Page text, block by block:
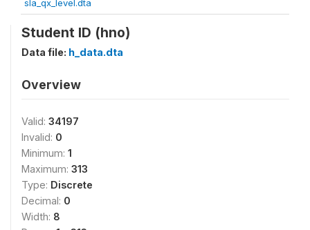
sla_qx_level.dta
Student ID (hno)
Data file: h_data.dta
Overview
Valid: 34197
Invalid: 0
Minimum: 1
Maximum: 313
Type: Discrete
Decimal: 0
Width: 8